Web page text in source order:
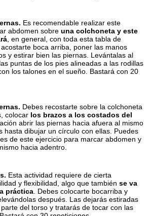
Es recomendable realizar este
abdomen sobreuna colchoneta y este
, en general, con toda esta tabla de
boca arriba, poner las manos
y estirar bien las piernas. Levántalas al
puntas de los pies alineadas a las rodillas
los talones en el sueño. Bastará con 20
Debes recostarte sobre la colchoneta
colocar los brazos a los costados del
abrir las piernas hacia afuera al mismo
hasta dibujar un círculo con ellas. Puedes
de este ejercicio para marcar abdomen y
hacia adentro.
Esta actividad requiere de cierta
y flexibilidad, algo que tambiénse va
práctica . Debes colocarte bocarriba y
después. Las dejarás estiradas
del torso y tratarás de tocar con las